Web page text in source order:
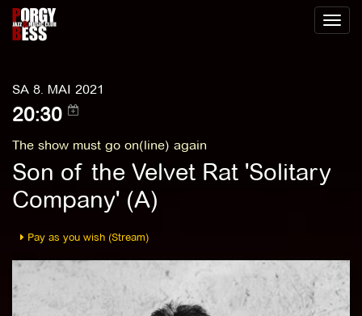
Toggle
SA 8. MAI 2021
20:30
The show must go on(line) again
Son of the Velvet Rat 'Solitary
Company' (A)
Pay as you wish (Stream)